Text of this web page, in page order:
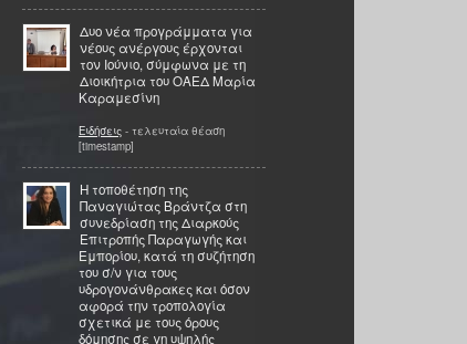
Δυο νέα προγράμματα για
νέους ανέργους έρχονται
τον Ιούνιο, σύμφωνα με τη
Διοικήτρια του ΟΑΕΔ Μαρία
Καραμεσίνη
Ειδήσεις - τελευταία θέαση
[timestamp]
Η τοποθέτηση της
Παναγιώτας Βράντζα στη
συνεδρίαση της Διαρκούς
Επιτροπής Παραγωγής και
Εμπορίου, κατά τη συζήτηση
του σ/ν για τους
υδρογονάνθρακες και όσον
αφορά την τροπολογία
σχετικά με τους όρους
δόμησης σε γη υψηλής